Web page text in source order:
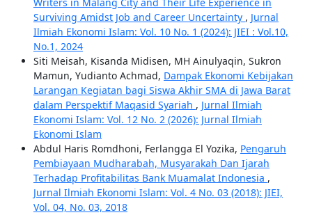
Surviving Amidst Job and Career Uncertainty , Jurnal
Ilmiah Ekonomi Islam: Vol. 10 No. 1 (2024): JIEI : Vol.10,
No.1, 2024
Siti Meisah, Kisanda Midisen, MH Ainulyaqin, Sukron
Mamun, Yudianto Achmad, Dampak Ekonomi Kebijakan
Larangan Kegiatan bagi Siswa Akhir SMA di Jawa Barat
dalam Perspektif Maqasid Syariah , Jurnal Ilmiah
Ekonomi Islam: Vol. 12 No. 2 (2026): Jurnal Ilmiah
Ekonomi Islam
Abdul Haris Romdhoni, Ferlangga El Yozika, Pengaruh
Pembiayaan Mudharabah, Musyarakah Dan Ijarah
Terhadap Profitabilitas Bank Muamalat Indonesia ,
Jurnal Ilmiah Ekonomi Islam: Vol. 4 No. 03 (2018): JIEI,
Vol. 04, No. 03, 2018